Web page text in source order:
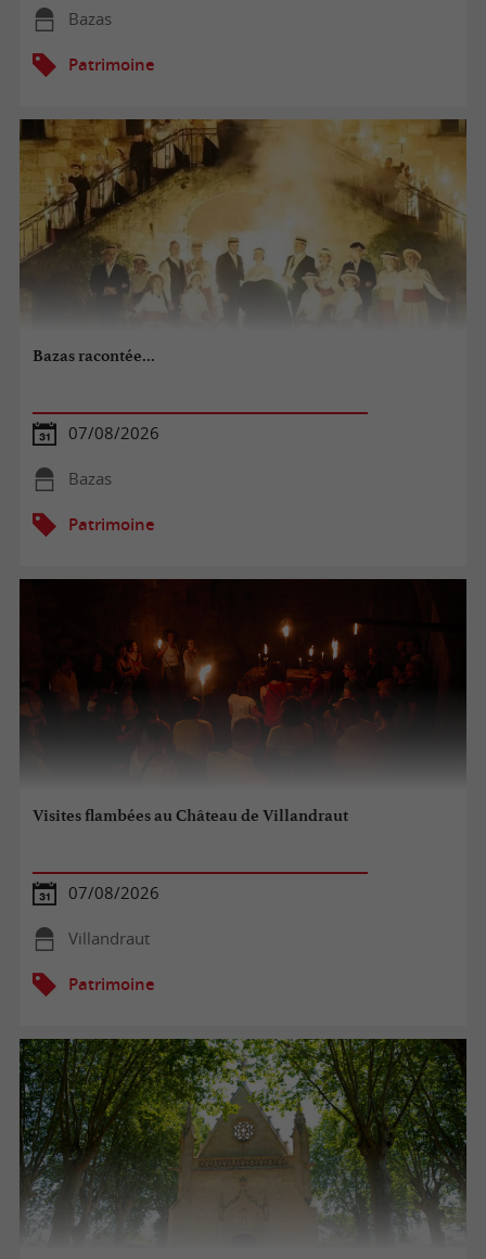
Bazas
Patrimoine
Bazas racontée...
07/08/2026
Bazas
Patrimoine
Visites flambées au Château de Villandraut
07/08/2026
Villandraut
Patrimoine